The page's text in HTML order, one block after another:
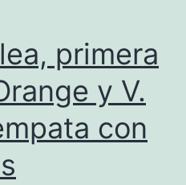
primera
y V.
con